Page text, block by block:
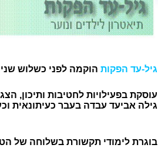
גיל-עד הפקות הוקמה לפני כשלוש
עוסקת בפעילויות לחטיבות ותיכון,
גילה אביעד עבדה בעבר כעיתונאית
בוגרת לימודי תקשורת בשלוחה של